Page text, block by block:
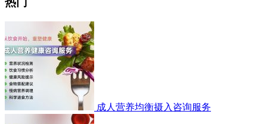
成人营养均衡摄入咨询服务